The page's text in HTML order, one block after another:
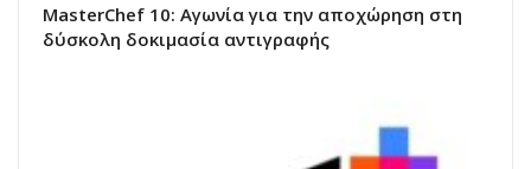
MasterChef 10: Αγωνία για την αποχώρηση στη
δύσκολη δοκιμασία αντιγραφής